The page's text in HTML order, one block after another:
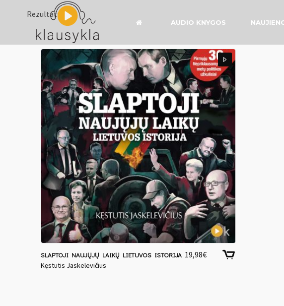
AUDIO KNYGOS
Rezultatų: 1
SLAPTOJI NAUJŲJŲ LAIKŲ LIETUVOS ISTORIJA 19,98€
Kęstutis Jaskelevičius